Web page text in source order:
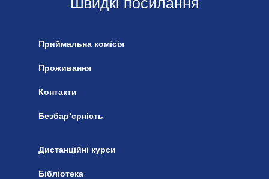
Приймальна комісія
Проживання
Контакти
Безбар’єрність
Дистанційні курси
Бібліотека